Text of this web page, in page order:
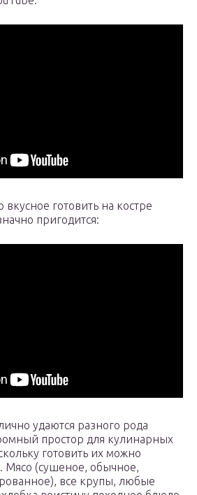
готовить на костре
пригодится:
удаются разного рода
простор для кулинарных
готовить их можно
Мясо (сушеное, обычное,
все крупы, любые